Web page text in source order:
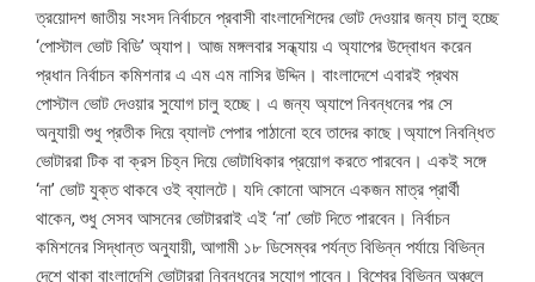
ত্রয়োদশ জাতীয় সংসদ নির্বাচনে প্রবাসী বাংলাদেশিদের ভোট দেওয়ার জন্য চালু হচ্ছে
‘পোস্টাল ভোট বিডি’ অ্যাপ। আজ মঙ্গলবার সন্ধ্যায় এ অ্যাপের উদ্বোধন করেন
প্রধান নির্বাচন কমিশনার এ এম এম নাসির উদ্দিন। বাংলাদেশে এবারই প্রথম
পোস্টাল ভোট দেওয়ার সুযোগ চালু হচ্ছে। এ জন্য অ্যাপে নিবন্ধনের পর সে
অনুযায়ী শুধু প্রতীক দিয়ে ব্যালট পেপার পাঠানো হবে তাদের কাছে।অ্যাপে নিবন্ধিত
ভোটাররা টিক বা ক্রস চিহ্ন দিয়ে ভোটাধিকার প্রয়োগ করতে পারবেন। একই সঙ্গে
‘না’ ভোট যুক্ত থাকবে ওই ব্যালটে। যদি কোনো আসনে একজন মাত্র প্রার্থী
থাকেন, শুধু সেসব আসনের ভোটাররাই এই ‘না’ ভোট দিতে পারবেন। নির্বাচন
কমিশনের সিদ্ধান্ত অনুযায়ী, আগামী ১৮ ডিসেম্বর পর্যন্ত বিভিন্ন পর্যায়ে বিভিন্ন
দেশে থাকা বাংলাদেশি ভোটাররা নিবন্ধনের সুযোগ পাবেন। বিশ্বের বিভিন্ন অঞ্চলে